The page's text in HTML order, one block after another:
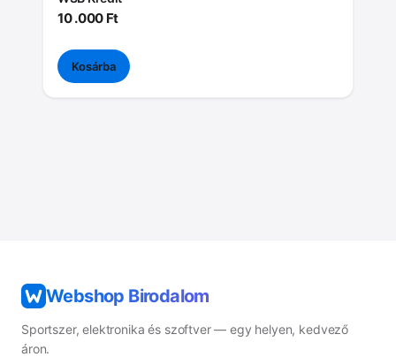
10 .000 Ft
Kosárba
Webshop Birodalom
Sportszer, elektronika és szoftver — egy helyen, kedvező
áron.